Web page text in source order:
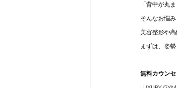
「背中が丸
そんなお悩
美容整形や
まずは、姿
無料カウン